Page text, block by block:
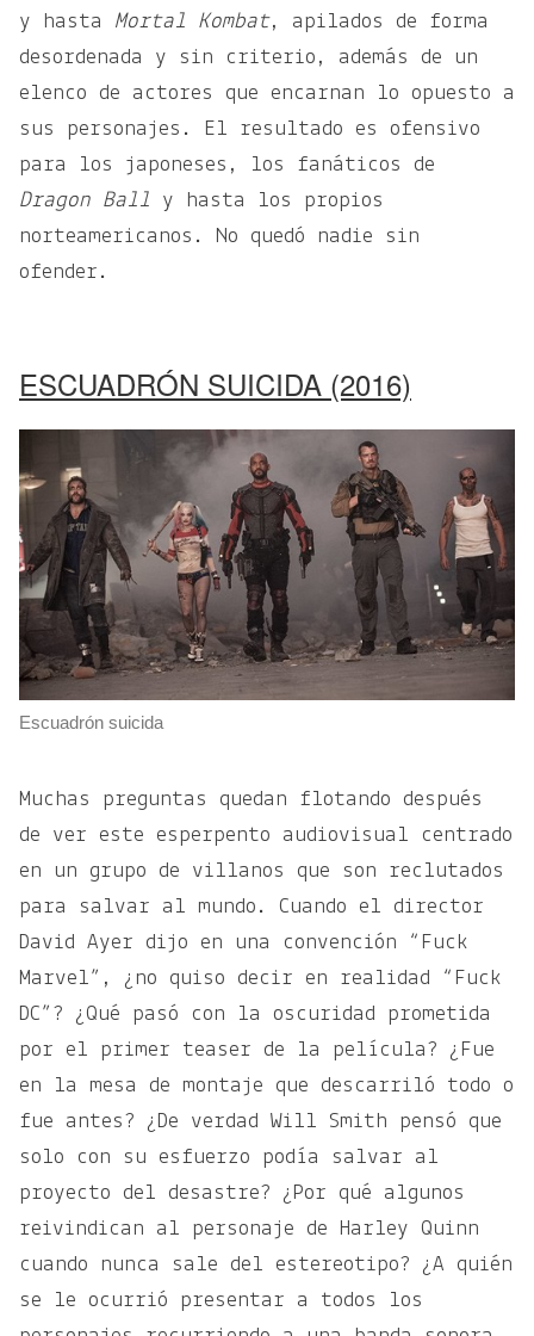
y hasta Mortal Kombat, apilados de forma
desordenada y sin criterio, además de un
elenco de actores que encarnan lo opuesto a
sus personajes. El resultado es ofensivo
para los japoneses, los fanáticos de
Dragon Ball y hasta los propios
norteamericanos. No quedó nadie sin
ofender.
ESCUADRÓN SUICIDA (2016)
Escuadrón suicida
Muchas preguntas quedan flotando después
de ver este esperpento audiovisual centrado
en un grupo de villanos que son reclutados
para salvar al mundo. Cuando el director
David Ayer dijo en una convención “Fuck
Marvel”, ¿no quiso decir en realidad “Fuck
DC”? ¿Qué pasó con la oscuridad prometida
por el primer teaser de la película? ¿Fue
en la mesa de montaje que descarriló todo o
fue antes? ¿De verdad Will Smith pensó que
solo con su esfuerzo podía salvar al
proyecto del desastre? ¿Por qué algunos
reivindican al personaje de Harley Quinn
cuando nunca sale del estereotipo? ¿A quién
se le ocurrió presentar a todos los